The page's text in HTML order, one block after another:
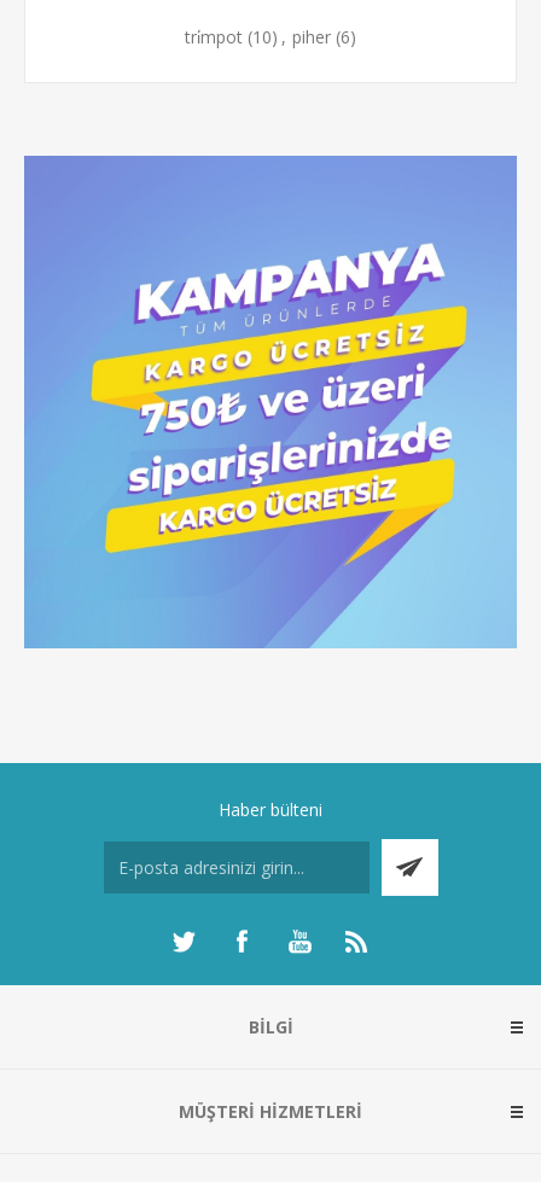
tri̇mpot (10) , piher (6)
Haber bülteni
BILGI
MÜŞTERI HIZMETLERI